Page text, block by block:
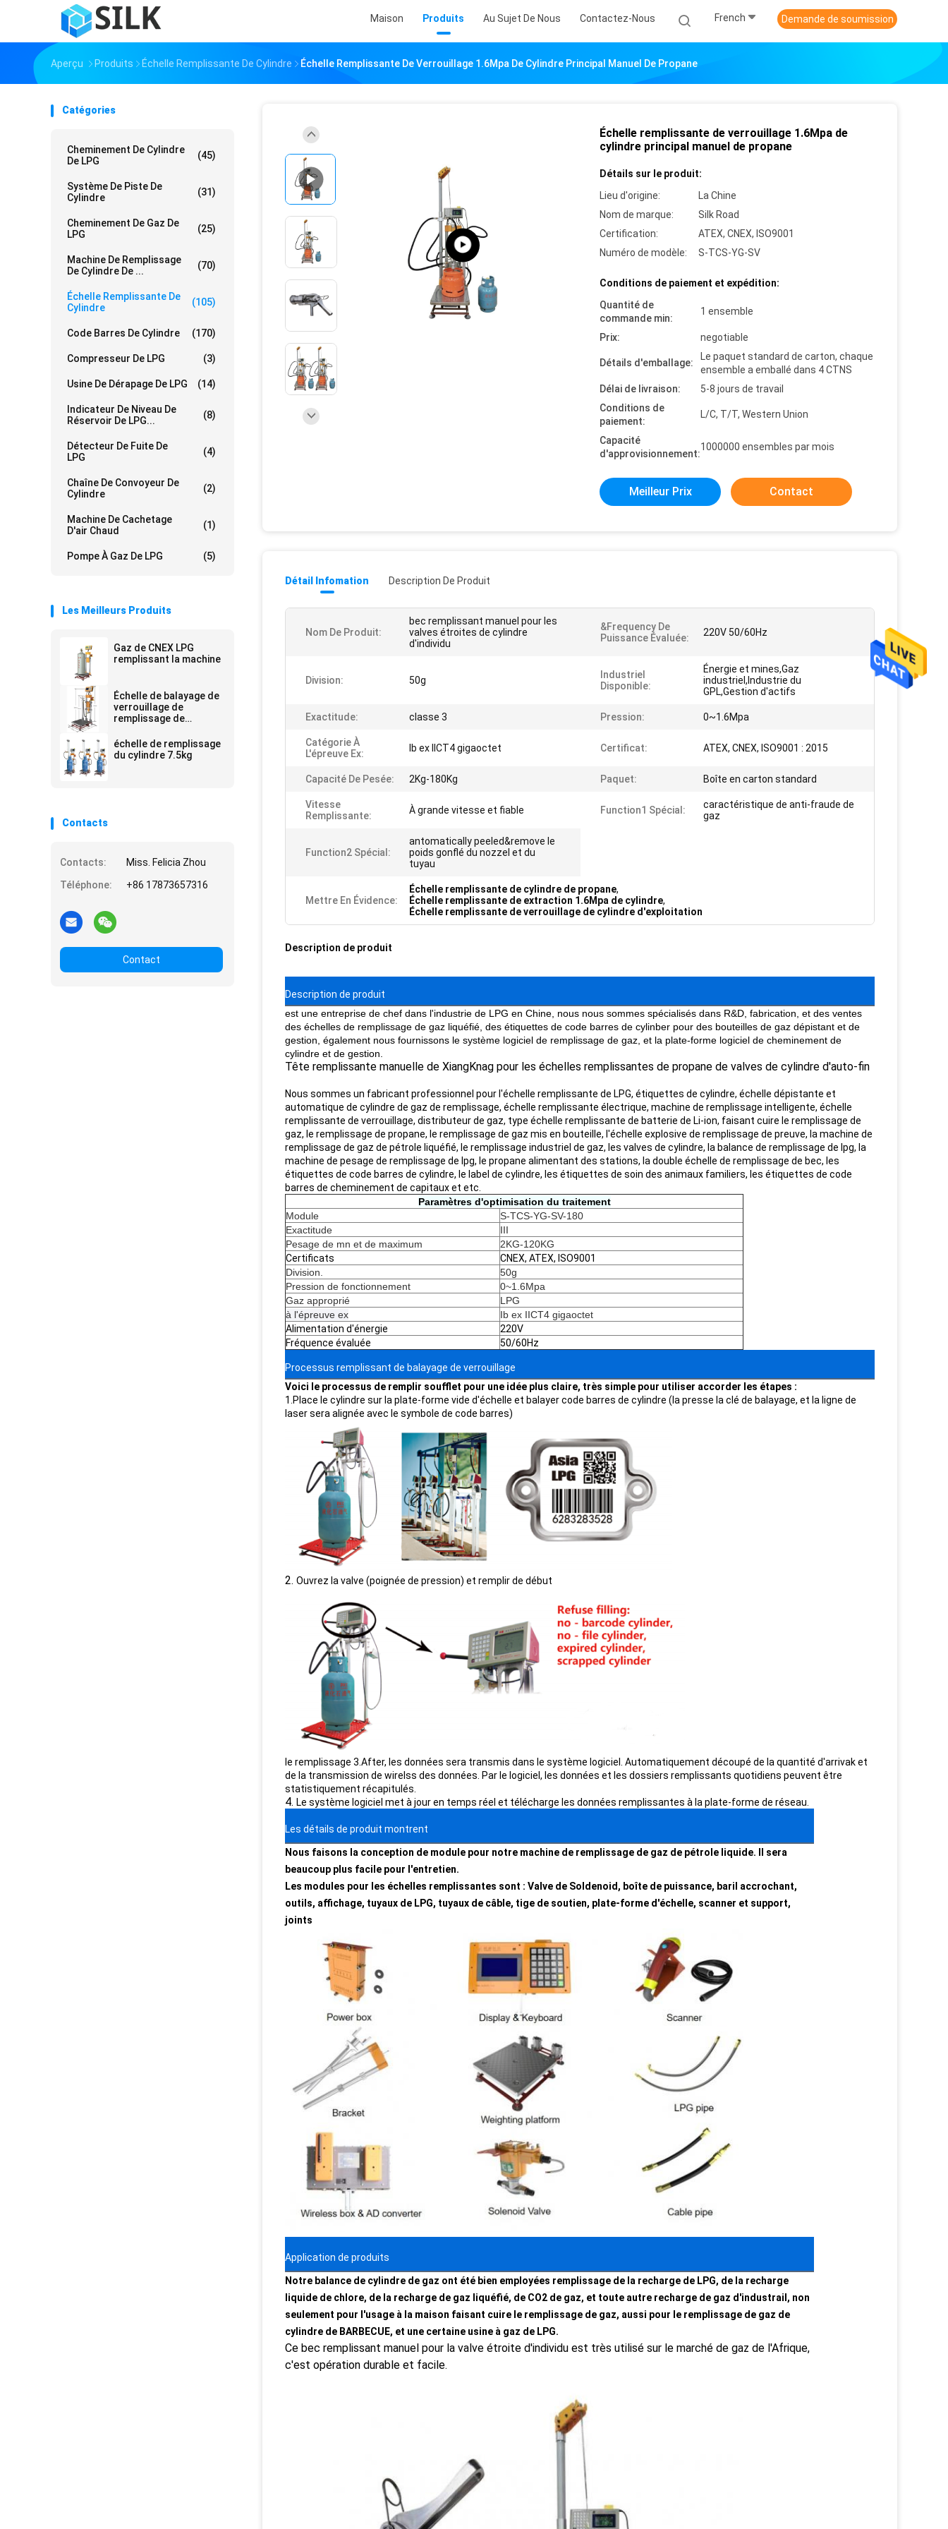
Maison Produits Au Sujet De Nous Contactez-Nous French Demande de soumission
Aperçu Produits Échelle Remplissante De Cylindre Échelle Remplissante De Verrouillage 1.6Mpa De Cylindre Principal Manuel De Propane
Catégories
Cheminement De Cylindre
De LPG
(45)
Système De Piste De
Cylindre
(31)
Cheminement De Gaz De
LPG
(25)
Machine De Remplissage
De Cylindre De ...
(70)
Échelle Remplissante De
Cylindre
(105)
Code Barres De Cylindre (170)
Compresseur De LPG (3)
Usine De Dérapage De LPG (14)
Indicateur De Niveau De
Réservoir De LPG...
(8)
Détecteur De Fuite De
LPG
(4)
Chaîne De Convoyeur De
Cylindre
(2)
Machine De Cachetage
D'air Chaud
(1)
Pompe À Gaz De LPG (5)
Les Meilleurs Produits
Gaz de CNEX LPG
remplissant la machine
Échelle de balayage de
verrouillage de
remplissage de
échelle de remplissage
du cylindre 7.5kg
Contacts
Contacts:
Miss. Felicia Zhou
Téléphone:
+86 17873657316
Contact
Échelle remplissante de verrouillage 1.6Mpa de
cylindre principal manuel de propane
Détails sur le produit:
Lieu d'origine:
La Chine
Nom de marque:
Silk Road
Certification:
ATEX, CNEX, ISO9001
Numéro de modèle:
S-TCS-YG-SV
Conditions de paiement et expédition:
Quantité de
commande min:
1 ensemble
Prix: negotiable
Détails d'emballage:
Le paquet standard de carton, chaque
ensemble a emballé dans 4 CTNS
Délai de livraison:
5-8 jours de travail
Conditions de
paiement:
L/C, T/T, Western Union
Capacité
d'approvisionnement:
1000000 ensembles par mois
Meilleur Prix Contact
Détail Infomation Description De Produit
Nom De Produit:
bec remplissant manuel pour les
valves étroites de cylindre
d'individu
&Frequency De
Puissance Évaluée:
220V 50/60Hz
Division: 50g
Industriel
Disponible:
Énergie et mines,Gaz
industriel,Industrie du
GPL,Gestion d'actifs
Exactitude: classe 3 Pression: 0~1.6Mpa
Catégorie À
L'épreuve Ex:
Ib ex IICT4 gigaoctet Certificat: ATEX, CNEX, ISO9001 : 2015
Capacité De Pesée: 2Kg-180Kg Paquet: Boîte en carton standard
Vitesse
Remplissante:
À grande vitesse et fiable Function1 Spécial:
caractéristique de anti-fraude de
gaz
Function2 Spécial:
antomatically peeled&remove le
poids gonflé du nozzel et du
tuyau
Mettre En Évidence:
Échelle remplissante de cylindre de propane,
Échelle remplissante de extraction 1.6Mpa de cylindre,
Échelle remplissante de verrouillage de cylindre d'exploitation
Description de produit
Description de produit
est une entreprise de chef dans l'industrie de LPG en Chine, nous nous sommes spécialisés dans R&D, fabrication, et des ventes
des échelles de remplissage de gaz liquéfié, des étiquettes de code barres de cylinber pour des bouteilles de gaz dépistant et de
gestion, également nous fournissons le système logiciel de remplissage de gaz, et la plate-forme logiciel de cheminement de
cylindre et de gestion.
Tête remplissante manuelle de XiangKnag pour les échelles remplissantes de propane de valves de cylindre d'auto-fin
Nous sommes un fabricant professionnel pour l'échelle remplissante de LPG, étiquettes de cylindre, échelle dépistante et
automatique de cylindre de gaz de remplissage, échelle remplissante électrique, machine de remplissage intelligente, échelle
remplissante de verrouillage, distributeur de gaz, type échelle remplissante de batterie de Li-ion, faisant cuire le remplissage de
gaz, le remplissage de propane, le remplissage de gaz mis en bouteille, l'échelle explosive de remplissage de preuve, la machine de
remplissage de gaz de pétrole liquéfié, le remplissage industriel de gaz, les valves de cylindre, la balance de remplissage de lpg, la
machine de pesage de remplissage de lpg, le propane alimentant des stations, la double échelle de remplissage de bec, les
étiquettes de code barres de cylindre, le label de cylindre, les étiquettes de soin des animaux familiers, les étiquettes de code
barres de cheminement de capitaux et etc.
Paramètres d'optimisation du traitement
Module
S-TCS-YG-SV-180
Exactitude
III
Pesage de mn et de maximum
2KG-120KG
Certificats
CNEX, ATEX, ISO9001
Division.
50g
Pression de fonctionnement
0~1.6Mpa
Gaz approprié
LPG
à l'épreuve ex
Ib ex IICT4 gigaoctet
Alimentation d'énergie
220V
Fréquence évaluée
50/60Hz
Processus remplissant de balayage de verrouillage
Voici le processus de remplir soufflet pour une idée plus claire, très simple pour utiliser accorder les étapes :
1.Place le cylindre sur la plate-forme vide d'échelle et balayer code barres de cylindre (la presse la clé de balayage, et la ligne de
laser sera alignée avec le symbole de code barres)
2. Ouvrez la valve (poignée de pression) et remplir de début
le remplissage 3.After, les données sera transmis dans le système logiciel. Automatiquement découpé de la quantité d'arrivak et
de la transmission de wirelss des données. Par le logiciel, les données et les dossiers remplissants quotidiens peuvent être
statistiquement récapitulés.
4. Le système logiciel met à jour en temps réel et télécharge les données remplissantes à la plate-forme de réseau.
Les détails de produit montrent
Nous faisons la conception de module pour notre machine de remplissage de gaz de pétrole liquide. Il sera
beaucoup plus facile pour l'entretien.
Les modules pour les échelles remplissantes sont : Valve de Soldenoid, boîte de puissance, baril accrochant,
outils, affichage, tuyaux de LPG, tuyaux de câble, tige de soutien, plate-forme d'échelle, scanner et support,
joints
Application de produits
Notre balance de cylindre de gaz ont été bien employées remplissage de la recharge de LPG, de la recharge
liquide de chlore, de la recharge de gaz liquéfié, de CO2 de gaz, et toute autre recharge de gaz d'industrail, non
seulement pour l'usage à la maison faisant cuire le remplissage de gaz, aussi pour le remplissage de gaz de
cylindre de BARBECUE, et une certaine usine à gaz de LPG.
Ce bec remplissant manuel pour la valve étroite d'individu est très utilisé sur le marché de gaz de l'Afrique,
c'est opération durable et facile.